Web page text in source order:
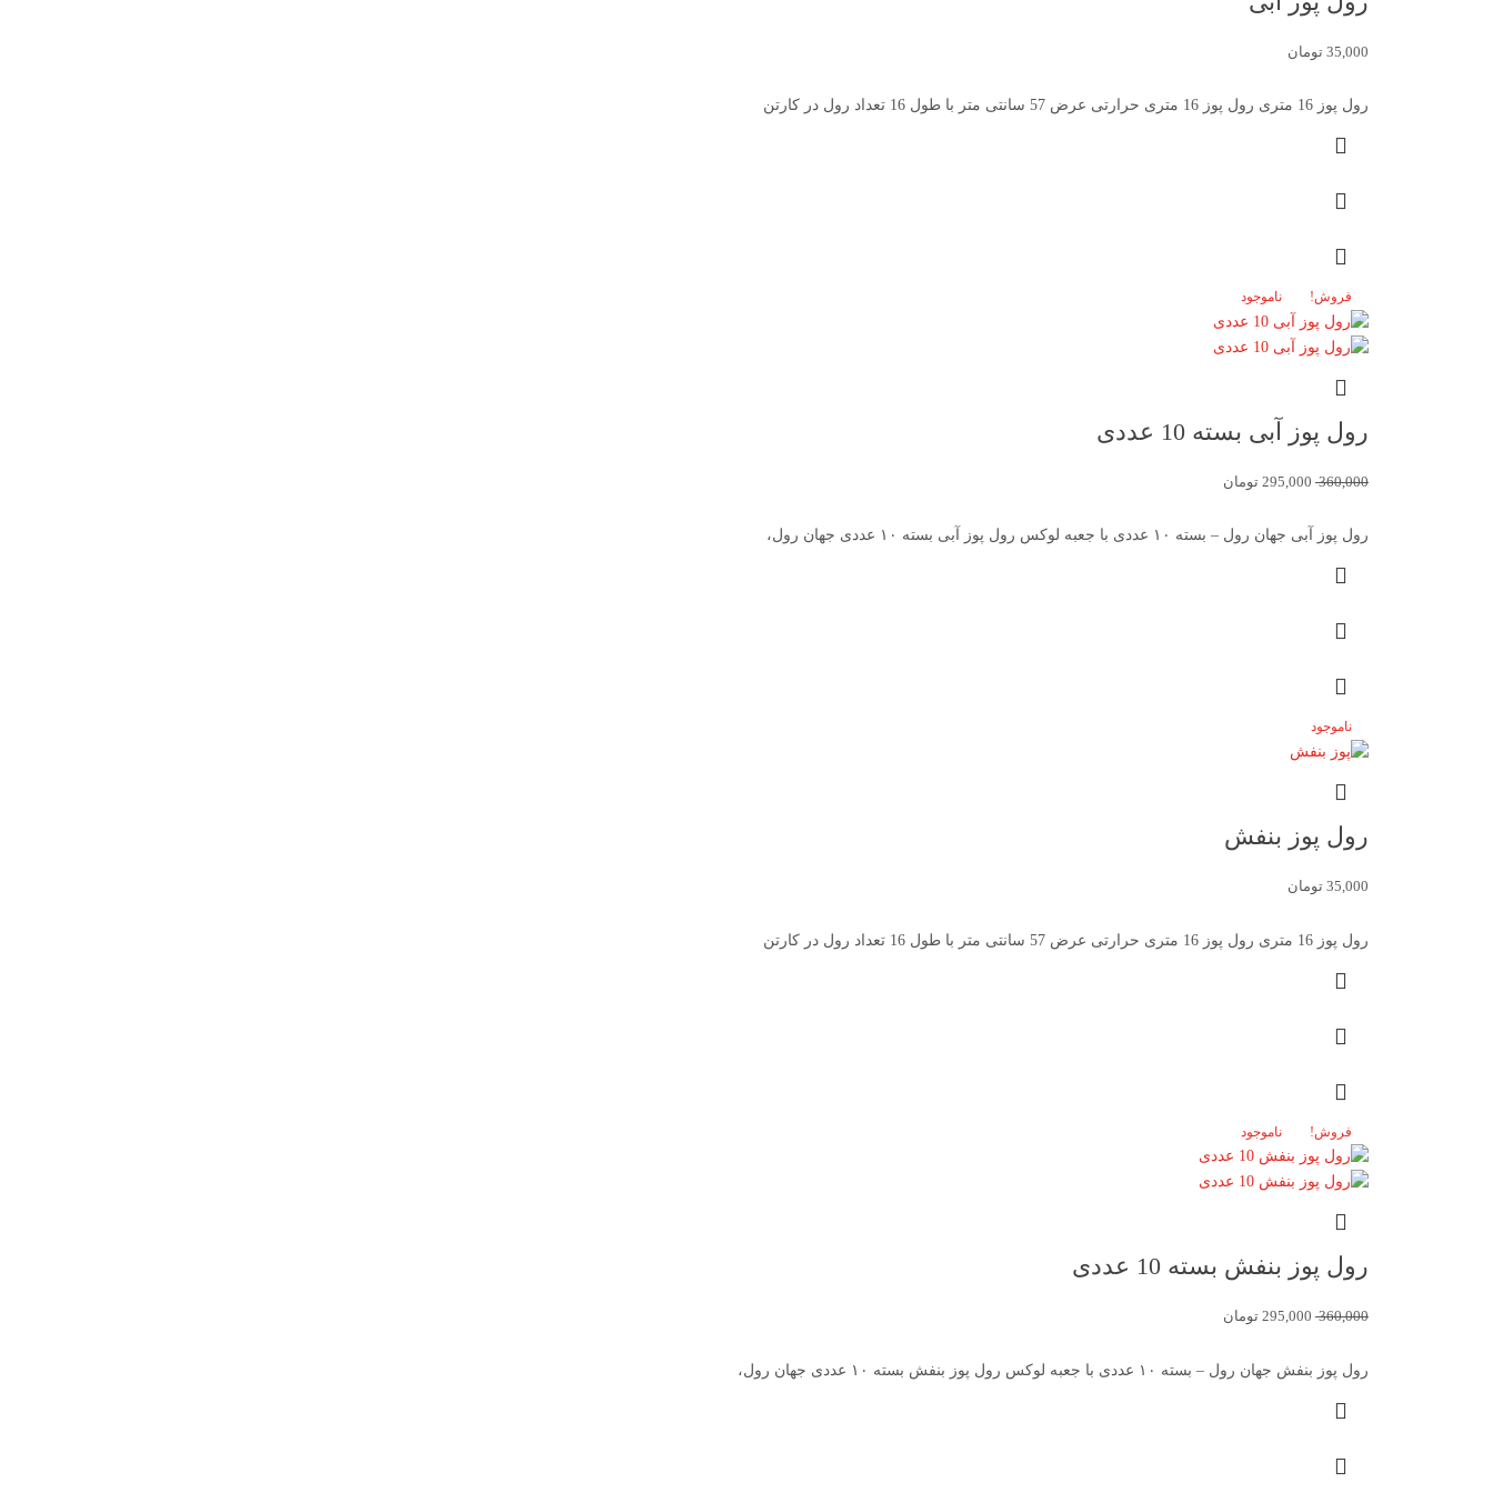
35,000 تومان
رول پوز 16 متری رول پوز 16 متری حرارتی عرض 57 سانتی متر با طول 16 تعداد رول در کارتن
فروش! ناموجود
رول پوز آبی بسته 10 عددی
360,000
295,000 تومان
رول پوز آبی جهان رول – بسته ۱۰ عددی با جعبه لوکس رول پوز آبی بسته ۱۰ عددی جهان رول،
ناموجود
رول پوز بنفش
35,000 تومان
رول پوز 16 متری رول پوز 16 متری حرارتی عرض 57 سانتی متر با طول 16 تعداد رول در کارتن
فروش! ناموجود
رول پوز بنفش بسته 10 عددی
360,000
295,000 تومان
رول پوز بنفش جهان رول – بسته ۱۰ عددی با جعبه لوکس رول پوز بنفش بسته ۱۰ عددی جهان رول،